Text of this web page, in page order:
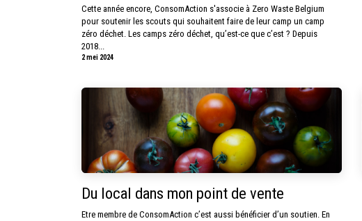
Cette année encore, ConsomAction s'associe à Zero Waste Belgium
pour soutenir les scouts qui souhaitent faire de leur camp un camp
zéro déchet. Les camps zéro déchet, qu’est-ce que c’est ? Depuis
2018...
2 mei 2024
Du local dans mon point de vente
Etre membre de ConsomAction c’est aussi bénéficier d’un soutien. En